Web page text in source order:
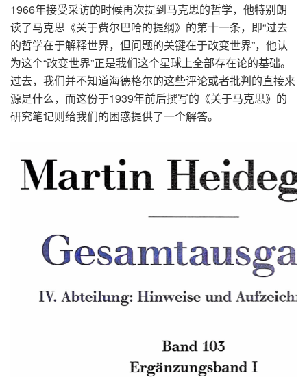
1966年接受采访的时候再次提到马克思的哲学，他特别朗
读了马克思《关于费尔巴哈的提纲》的第十一条，即“过去
的哲学在于解释世界，但问题的关键在于改变世界”，他认
为这个“改变世界”正是我们这个星球上全部存在论的基础。
过去，我们并不知道海德格尔的这些评论或者批判的直接来
源是什么，而这份于1939年前后撰写的《关于马克思》的
研究笔记则给我们的困惑提供了一个解答。